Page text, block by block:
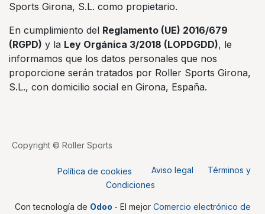
Sports Girona, S.L. como propietario.
En cumplimiento del Reglamento (UE) 2016/679
(RGPD) y la Ley Orgánica 3/2018 (LOPDGDD), le
informamos que los datos personales que nos
proporcione serán tratados por Roller Sports Girona,
S.L., con domicilio social en Girona, España.
Copyright © Roller Sports
Política de cookies Aviso legal
Términos y
Condiciones
Con tecnología de Odoo - El mejor Comercio electrónico de